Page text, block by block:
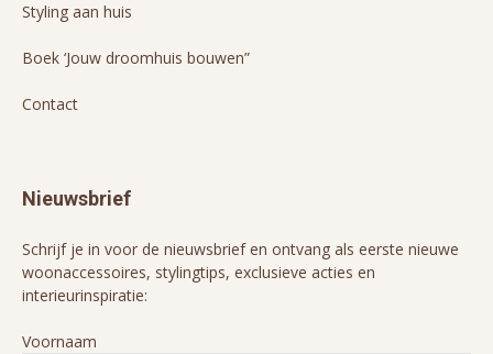
Styling aan huis
Boek ‘Jouw droomhuis bouwen”
Contact
Nieuwsbrief
Schrijf je in voor de nieuwsbrief en ontvang als eerste nieuwe
woonaccessoires, stylingtips, exclusieve acties en
interieurinspiratie:
Voornaam